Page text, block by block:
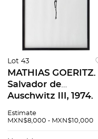
Lot 43
MATHIAS GOERITZ.
Salvador de
Auschwitz III, 1974.
sin número de tiraje.
Estimate
MXN$8,000 - MXN$10,000